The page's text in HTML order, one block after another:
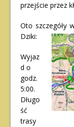
przejście przez
Oto szczegóły
Dziki:
Wyjaz
d o
godz.
5:00.
Długo
ść
trasy